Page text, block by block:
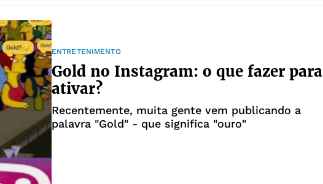
ENTRETENIMENTO
Gold no Instagram: o que fazer para
ativar?
Recentemente, muita gente vem publicando a
palavra "Gold" - que significa "ouro"